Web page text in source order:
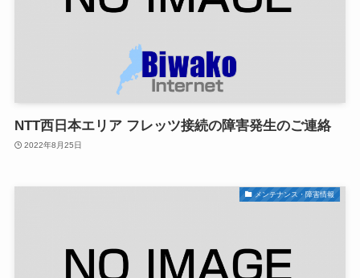
NTT西日本エリア フレッツ接続の障害発生のご連絡
2022年8月25日
メンテナンス・障害情報